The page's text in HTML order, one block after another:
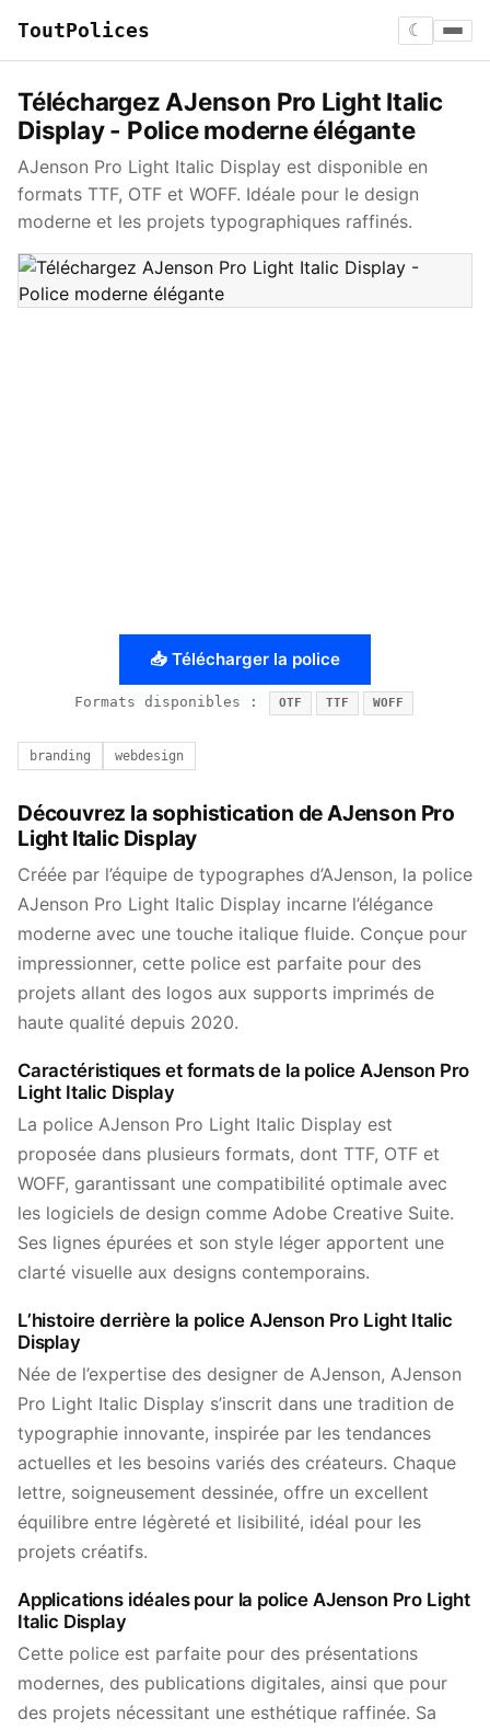
ToutPolices ☾
Téléchargez AJenson Pro Light Italic
Display - Police moderne élégante
AJenson Pro Light Italic Display est disponible en
formats TTF, OTF et WOFF. Idéale pour le design
moderne et les projets typographiques raffinés.
📥 Télécharger la police
Formats disponibles : OTF TTF WOFF
branding webdesign
Découvrez la sophistication de AJenson Pro
Light Italic Display
Créée par l’équipe de typographes d’AJenson, la police
AJenson Pro Light Italic Display incarne l’élégance
moderne avec une touche italique fluide. Conçue pour
impressionner, cette police est parfaite pour des
projets allant des logos aux supports imprimés de
haute qualité depuis 2020.
Caractéristiques et formats de la police AJenson Pro
Light Italic Display
La police AJenson Pro Light Italic Display est
proposée dans plusieurs formats, dont TTF, OTF et
WOFF, garantissant une compatibilité optimale avec
les logiciels de design comme Adobe Creative Suite.
Ses lignes épurées et son style léger apportent une
clarté visuelle aux designs contemporains.
L’histoire derrière la police AJenson Pro Light Italic
Display
Née de l’expertise des designer de AJenson, AJenson
Pro Light Italic Display s’inscrit dans une tradition de
typographie innovante, inspirée par les tendances
actuelles et les besoins variés des créateurs. Chaque
lettre, soigneusement dessinée, offre un excellent
équilibre entre légèreté et lisibilité, idéal pour les
projets créatifs.
Applications idéales pour la police AJenson Pro Light
Italic Display
Cette police est parfaite pour des présentations
modernes, des publications digitales, ainsi que pour
des projets nécessitant une esthétique raffinée. Sa